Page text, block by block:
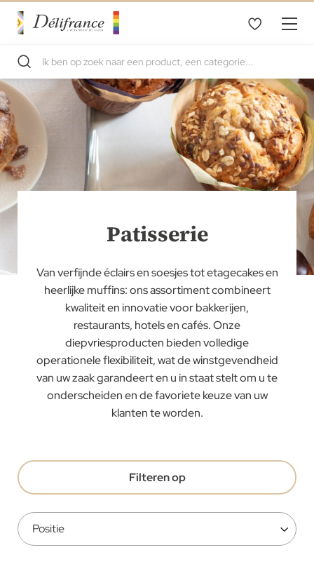
Patisserie
Van verfijnde éclairs en soesjes tot etagecakes en
heerlijke muffins: ons assortiment combineert
kwaliteit en innovatie voor bakkerijen,
restaurants, hotels en cafés. Onze
diepvriesproducten bieden volledige
operationele flexibiliteit, wat de winstgevendheid
van uw zaak garandeert en u in staat stelt om u te
onderscheiden en de favoriete keuze van uw
klanten te worden.
Filteren op